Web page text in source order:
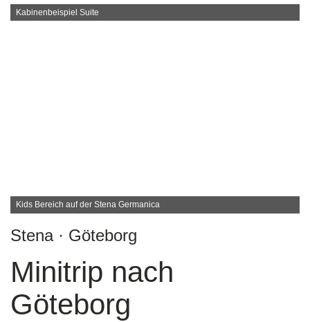
Kabinenbeispiel Suite
Kids Bereich auf der Stena Germanica
Stena · Göteborg
Minitrip nach
Göteborg